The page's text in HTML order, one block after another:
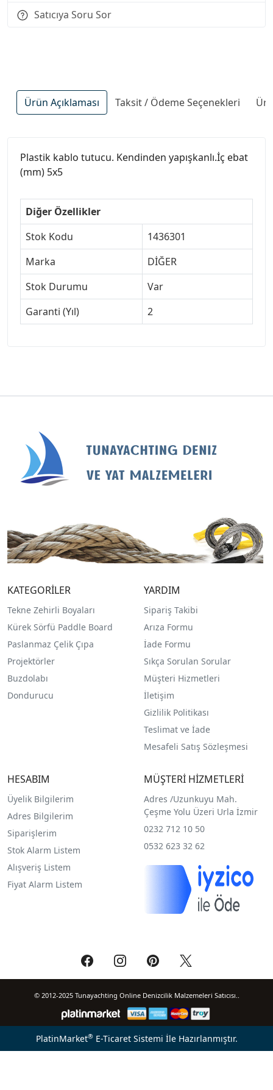
Satıcıya Soru Sor
Ürün Açıklaması Taksit / Ödeme Seçenekleri
Plastik kablo tutucu. Kendinden yapışkanlı.İç ebat
(mm) 5x5
Diğer Özellikler
Stok Kodu
1436301
Marka
DİĞER
Stok Durumu
Var
Garanti (Yıl)
2
KATEGORİLER
Tekne Zehirli Boyaları
Kürek Sörfü Paddle Board
Paslanmaz Çelik Çıpa
Projektörler
Buzdolabı
Dondurucu
YARDIM
Sipariş Takibi
Arıza Formu
İade Formu
Sıkça Sorulan Sorular
Müşteri Hizmetleri
İletişim
Gizlilik Politikası
Teslimat ve İade
Mesafeli Satış Sözleşmesi
HESABIM
Üyelik Bilgilerim
Adres Bilgilerim
Siparişlerim
Stok Alarm Listem
Alışveriş Listem
Fiyat Alarm Listem
MÜŞTERİ HİZMETLERİ
Adres /Uzunkuyu Mah.
Çeşme Yolu Üzeri Urla İzmir
0232 712 10 50
0532 623 32 62
© 2012-2025 Tunayachting Online Denizcilik Malzemeleri Satıcısı..
PlatinMarket®E-Ticaret Sistemi İle Hazırlanmıştır.